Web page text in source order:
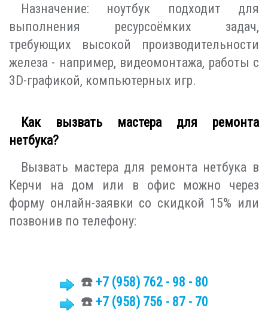
Назначение: ноутбук подходит для
выполнения ресурсоёмких задач,
требующих высокой производительности
железа - например, видеомонтажа, работы с
3D-графикой, компьютерных игр.
Как вызвать мастера для ремонта
нетбука?
Вызвать мастера для ремонта нетбука в
Керчи на дом или в офис можно через
форму онлайн-заявки со скидкой 15% или
позвонив по телефону:
☎️ +7 (958) 762 - 98 - 80
☎️ +7 (958) 756 - 87 - 70